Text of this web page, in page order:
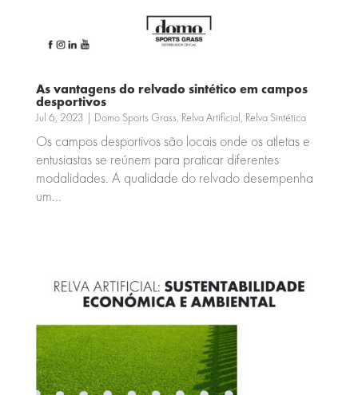
As vantagens do relvado sintético em campos
desportivos
Jul 6, 2023 | Domo Sports Grass, Relva Artificial, Relva Sintética
Os campos desportivos são locais onde os atletas e
entusiastas se reúnem para praticar diferentes
modalidades. A qualidade do relvado desempenha
um...